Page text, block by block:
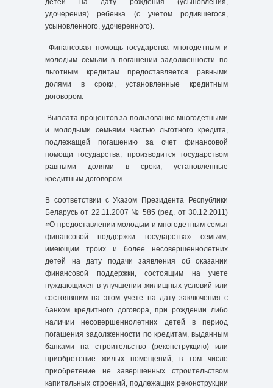
детей на дату рождения (усыновления,
удочерения) ребенка (с учетом родившегося,
усыновленного, удочеренного).
Финансовая помощь государства многодетным и
молодым семьям в погашении задолженности по
льготным кредитам предоставляется равными
долями в сроки, установленные кредитным
договором.
Выплата процентов за пользование многодетными
и молодыми семьями частью льготного кредита,
подлежащей погашению за счет финансовой
помощи государства, производится государством
равными долями в сроки, установленные
кредитным договором.
В соответствии с Указом Президента Республики
Беларусь от 22.11.2007 № 585 (ред. от 30.12.2011)
«О предоставлении молодым и многодетным семья
финансовой поддержки государства» семьям,
имеющим троих и более несовершеннолетних
детей на дату подачи заявления об оказании
финансовой поддержки, состоящим на учете
нуждающихся в улучшении жилищных условий или
состоявшим на этом учете на дату заключения с
банком кредитного договора, при рождении либо
наличии несовершеннолетних детей в период
погашения задолженности по кредитам, выданным
банками на строительство (реконструкцию) или
приобретение жилых помещений, в том числе
приобретение не завершенных строительством
капитальных строений, подлежащих реконструкции